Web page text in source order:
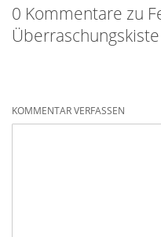
Preisgestaltung mit
0 Kommentare zu
Überraschungskiste
KOMMENTAR VERFASSEN